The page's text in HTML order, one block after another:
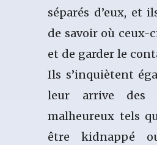
séparés d’eux, et
de savoir où ceux-
et de garder le
Ils s’inquiètent
leur arrive des
malheureux tels
être kidnappé